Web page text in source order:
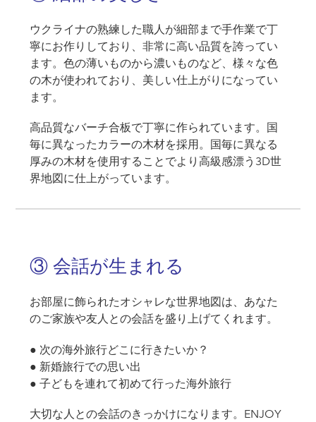
ウクライナの熟練した職人が細部まで手作業で丁
寧にお作りしており、非常に高い品質を誇ってい
ます。色の薄いものから濃いものなど、様々な色
の木が使われており、美しい仕上がりになってい
ます。
高品質なバーチ合板で丁寧に作られています。国
毎に異なったカラーの木材を採用。国毎に異なる
厚みの木材を使用することでより高級感漂う3D世
界地図に仕上がっています。
③ 会話が生まれる
お部屋に飾られたオシャレな世界地図は、あなた
のご家族や友人との会話を盛り上げてくれます。
● 次の海外旅行どこに行きたいか？
● 新婚旅行での思い出
● 子どもを連れて初めて行った海外旅行
大切な人との会話のきっかけになります。ENJOY